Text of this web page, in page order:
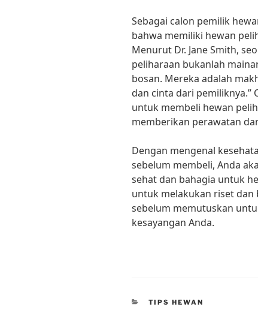
Sebagai calon pemilik
bahwa memiliki hewan
Menurut Dr. Jane Smith,
peliharaan bukanlah
bosan. Mereka adalah
dan cinta dari pemiliknya.”
untuk membeli hewan
memberikan perawatan
Dengan mengenal
sebelum membeli, Anda
sehat dan bahagia untuk
untuk melakukan riset
sebelum memutuskan
kesayangan Anda.
CATEGORIES
TIPS HEWAN